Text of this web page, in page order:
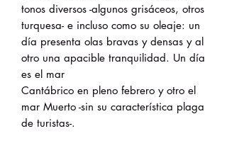
tonos diversos -algunos grisáceos, otros
turquesa- e incluso como su oleaje: un
día presenta olas bravas y densas y al
otro una apacible tranquilidad. Un día
es el mar
Cantábrico en pleno febrero y otro el
mar Muerto -sin su característica plaga
de turistas-.